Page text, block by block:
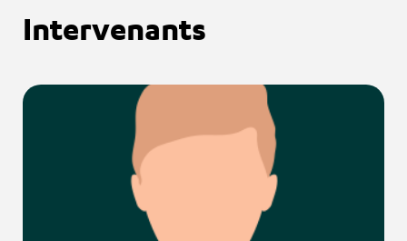
Intervenants